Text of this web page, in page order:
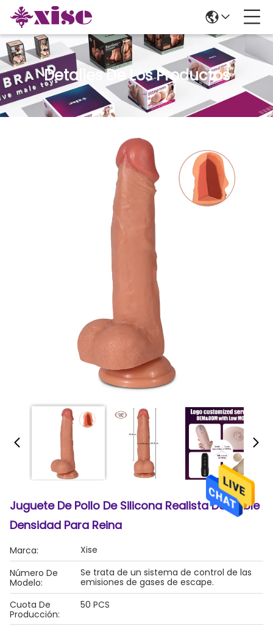
Detalles De Los Productos
Juguete De Pollo De Silicona Realista De Doble
Densidad Para Reina
Marca:
Xise
Número De
Modelo:
Se trata de un sistema de control de las
emisiones de gases de escape.
Cuota De
Producción:
50 PCS